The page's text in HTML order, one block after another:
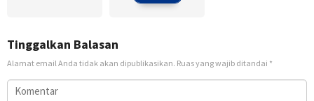
Tinggalkan Balasan
Alamat email Anda tidak akan dipublikasikan. Ruas yang wajib ditandai *